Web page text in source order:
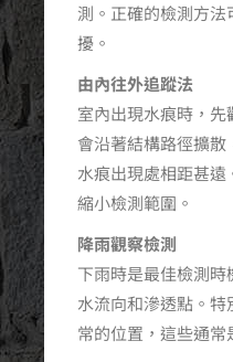
測。正確的檢測方
擾。
由內往外追蹤法
室內出現水痕時，
會沿著結構路徑擴
水痕出現處相距甚遠
縮小檢測範圍。
降雨觀察檢測
下雨時是最佳檢測
水流向和滲透點。
常的位置，這些通常